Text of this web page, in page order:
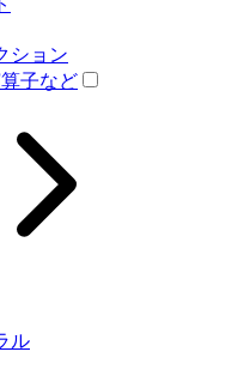
ション
子など
ル